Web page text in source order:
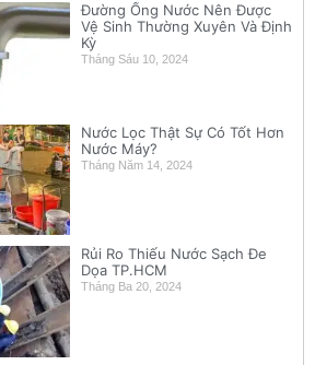
Đường Ống Nước Nên Được
Vệ Sinh Thường Xuyên Và Định
Kỳ
Tháng Sáu 10, 2024
Nước Lọc Thật Sự Có Tốt Hơn
Nước Máy?
Tháng Năm 14, 2024
Rủi Ro Thiếu Nước Sạch Đe
Dọa TP.HCM
Tháng Ba 20, 2024